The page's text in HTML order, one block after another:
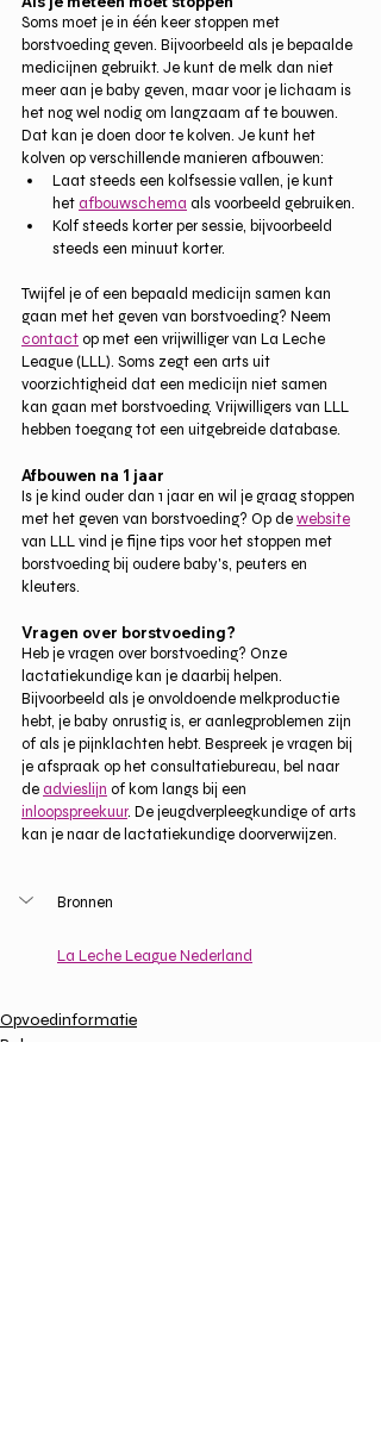
Soms moet je in één keer stoppen met
borstvoeding geven. Bijvoorbeeld als je bepaalde
medicijnen gebruikt. Je kunt de melk dan niet
meer aan je baby geven, maar voor je lichaam is
het nog wel nodig om langzaam af te bouwen.
Dat kan je doen door te kolven. Je kunt het
kolven op verschillende manieren afbouwen:
Laat steeds een kolfsessie vallen, je kunt
het afbouwschema als voorbeeld gebruiken.
Kolf steeds korter per sessie, bijvoorbeeld
steeds een minuut korter.
Twijfel je of een bepaald medicijn samen kan
gaan met het geven van borstvoeding? Neem
contact op met een vrijwilliger van La Leche
League (LLL). Soms zegt een arts uit
voorzichtigheid dat een medicijn niet samen
kan gaan met borstvoeding. Vrijwilligers van LLL
hebben toegang tot een uitgebreide database.
Afbouwen na 1 jaar
Is je kind ouder dan 1 jaar en wil je graag stoppen
met het geven van borstvoeding? Op de website
van LLL vind je fijne tips voor het stoppen met
borstvoeding bij oudere baby's, peuters en
kleuters.
Vragen over borstvoeding?
Heb je vragen over borstvoeding? Onze
lactatiekundige kan je daarbij helpen.
Bijvoorbeeld als je onvoldoende melkproductie
hebt, je baby onrustig is, er aanlegproblemen zijn
of als je pijnklachten hebt. Bespreek je vragen bij
je afspraak op het consultatiebureau, bel naar
de advieslijn of kom langs bij een
inloopspreekuur. De jeugdverpleegkundige of arts
kan je naar de lactatiekundige doorverwijzen.
Bronnen
La Leche League Nederland
Opvoedinformatie
Baby